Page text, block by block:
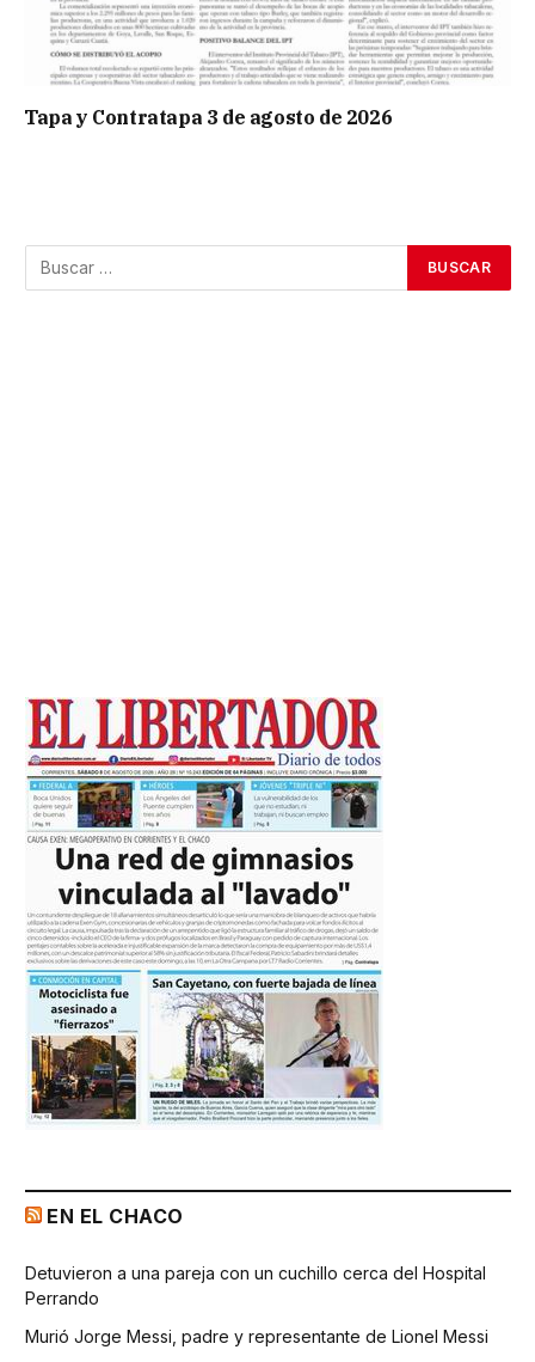
Tapa y Contratapa 3 de agosto de 2026
EN EL CHACO
Detuvieron a una pareja con un cuchillo cerca del Hospital
Perrando
Murió Jorge Messi, padre y representante de Lionel Messi